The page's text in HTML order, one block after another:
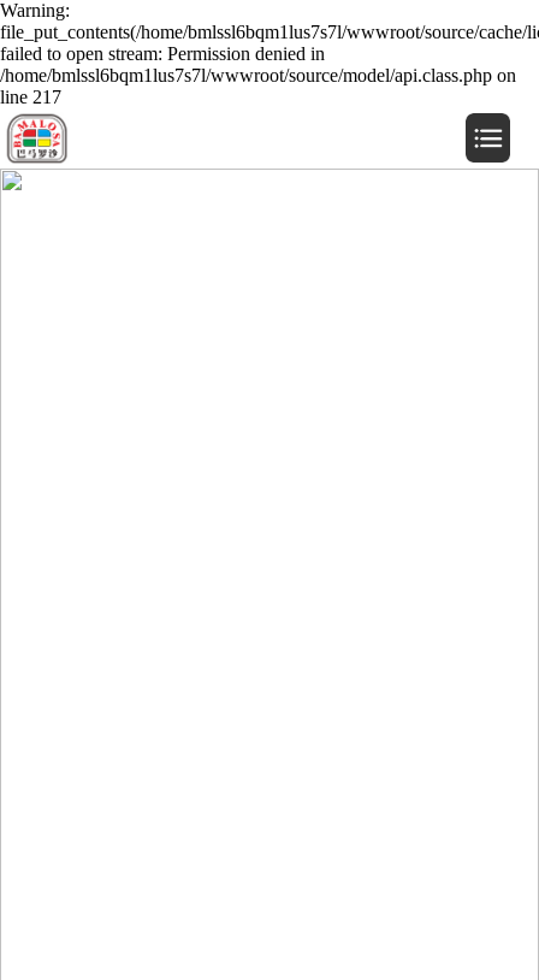
Warning:
file_put_contents(/home/bmlssl6bqm1lus7s7l/wwwroot/source/cache/
failed to open stream: Permission denied in
/home/bmlssl6bqm1lus7s7l/wwwroot/source/model/api.class.php on
line 217